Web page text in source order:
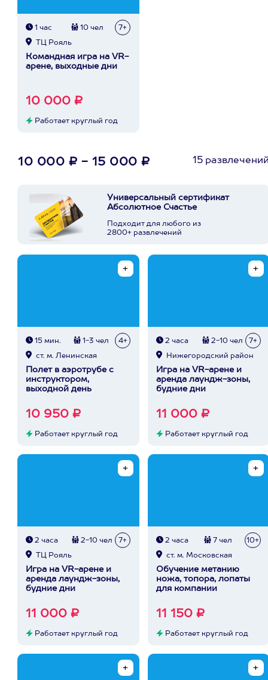
1 час 10 чел 7+
ТЦ Рояль
Командная игра на VR-
арене, выходные дни
10 000 ₽
Работает круглый год
10 000 ₽ - 15 000 ₽ 15
Универсальный сертификат
Абсолютное Счастье
Подходит для любого из
2800+ развлечений
15 мин. 1-3 чел 4+
ст. м. Ленинская
Полет в аэротрубе с
инструктором,
выходной день
10 950 ₽
Работает круглый год
2 часа 2-10 чел 7+
Нижегородский район
Игра на VR-арене и
аренда лаундж-зоны,
будние дни
11 000 ₽
Работает круглый год
2 часа 2-10 чел 7+
ТЦ Рояль
Игра на VR-арене и
аренда лаундж-зоны,
будние дни
11 000 ₽
Работает круглый год
2 часа 7 чел 10+
ст. м. Московская
Обучение метанию
ножа, топора, лопаты
для компании
11 150 ₽
Работает круглый год